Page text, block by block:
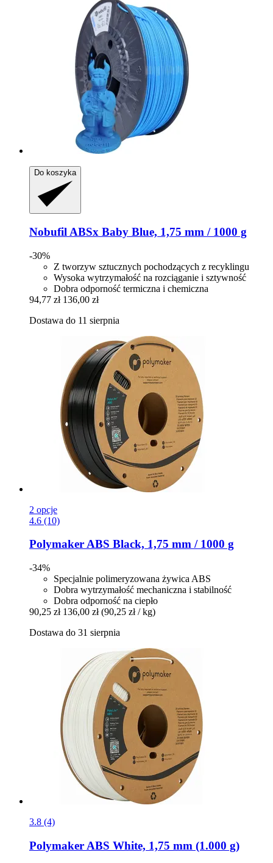
Do koszyka
Nobufil ABSx Baby Blue, 1,75 mm / 1000 g
-30%
Z tworzyw sztucznych pochodzących z recyklingu
Wysoka wytrzymałość na rozciąganie i sztywność
Dobra odporność termiczna i chemiczna
94,77 zł 136,00 zł
Dostawa do 11 sierpnia
2 opcje
4.6 (10)
PolymakerABS Black, 1,75 mm / 1000 g
-34%
Specjalnie polimeryzowana żywica ABS
Dobra wytrzymałość mechaniczna i stabilność
Dobra odporność na ciepło
90,25 zł 136,00 zł (90,25 zł / kg)
Dostawa do 31 sierpnia
3.8 (4)
Polymaker ABS White, 1,75 mm (1.000 g)